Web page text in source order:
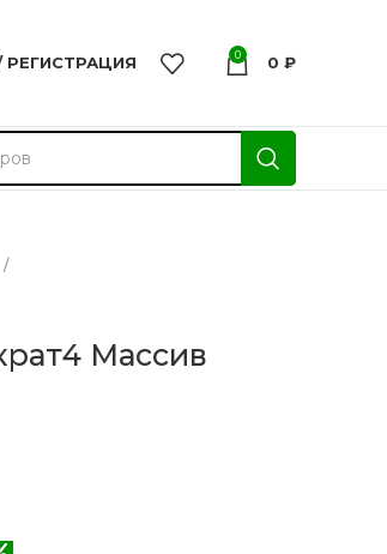
РЕГИСТРАЦИЯ 0 0 ₽
Белоруссия фабрика
Массив